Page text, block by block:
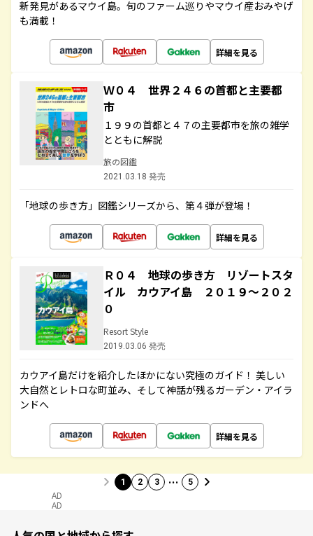
新発見があるマウイ島。旬のファーム巡りやマウイ産おみやげ
も満載！
詳細を見る
Ｗ０４ 世界２４６の首都と主要都
市
１９９の首都と４７の主要都市を旅の雑学
とともに解説
旅の図鑑
2021.03.18 発売
「地球の歩き方」図鑑シリーズから、第４弾が登場！
詳細を見る
Ｒ０４ 地球の歩き方 リゾートスタ
イル カウアイ島 ２０１９～２０２
０
Resort Style
2019.03.06 発売
カウアイ島だけを紹介したほかにない究極のガイド！ 美しい
大自然とレトロな町並み、そして神話が残るガーデン・アイラ
ンドへ
詳細を見る
1 2 3 … 5
AD
AD